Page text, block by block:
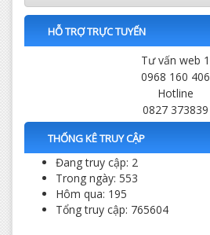
HỖ TRỢ TRỰC TUYẾN
Tư vấn web 1
0968 160 406
Hotline
0827 373839
THỐNG KÊ TRUY CẬP
Đang truy cập: 2
Trong ngày: 553
Hôm qua: 195
Tổng truy cập: 765604